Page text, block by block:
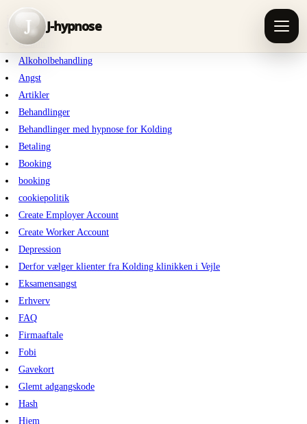
J J-hypnose
to
content
j-hypnose
Admin
Alkoholbehandling
Angst
Artikler
Behandlinger
Behandlinger med hypnose for Kolding
Betaling
Booking
booking
cookiepolitik
Create Employer Account
Create Worker Account
Depression
Derfor vælger klienter fra Kolding klinikken i Vejle
Eksamensangst
Erhverv
FAQ
Firmaaftale
Fobi
Gavekort
Glemt adgangskode
Hash
Hjem